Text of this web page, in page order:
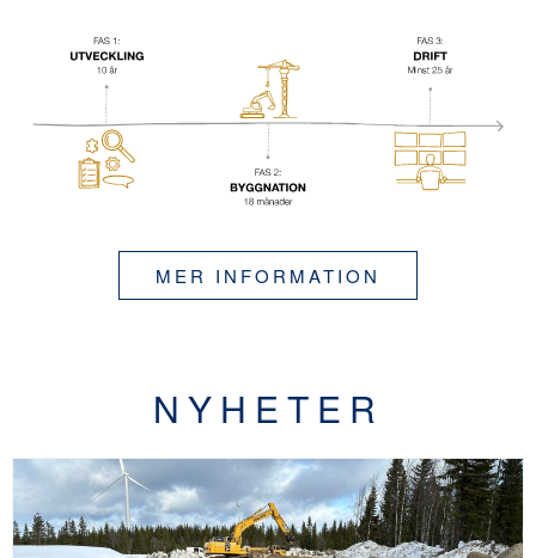
MER INFORMATION
NYHETER